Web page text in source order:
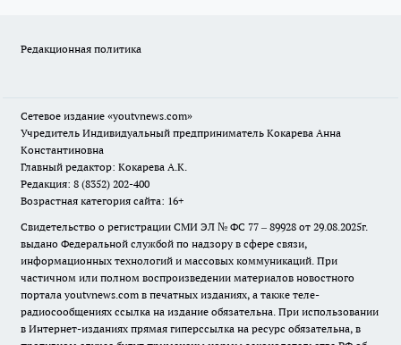
Редакционная политика
Сетевое издание «youtvnews.com»
Учредитель Индивидуальный предприниматель Кокарева Анна
Константиновна
Главный редактор: Кокарева А.К.
Редакция: 8 (8352) 202-400
Возрастная категория сайта: 16+
Свидетельство о регистрации СМИ ЭЛ № ФС 77 – 89928 от 29.08.2025г.
выдано Федеральной службой по надзору в сфере связи,
информационных технологий и массовых коммуникаций. При
частичном или полном воспроизведении материалов новостного
портала youtvnews.com в печатных изданиях, а также теле-
радиосообщениях ссылка на издание обязательна. При использовании
в Интернет-изданиях прямая гиперссылка на ресурс обязательна, в